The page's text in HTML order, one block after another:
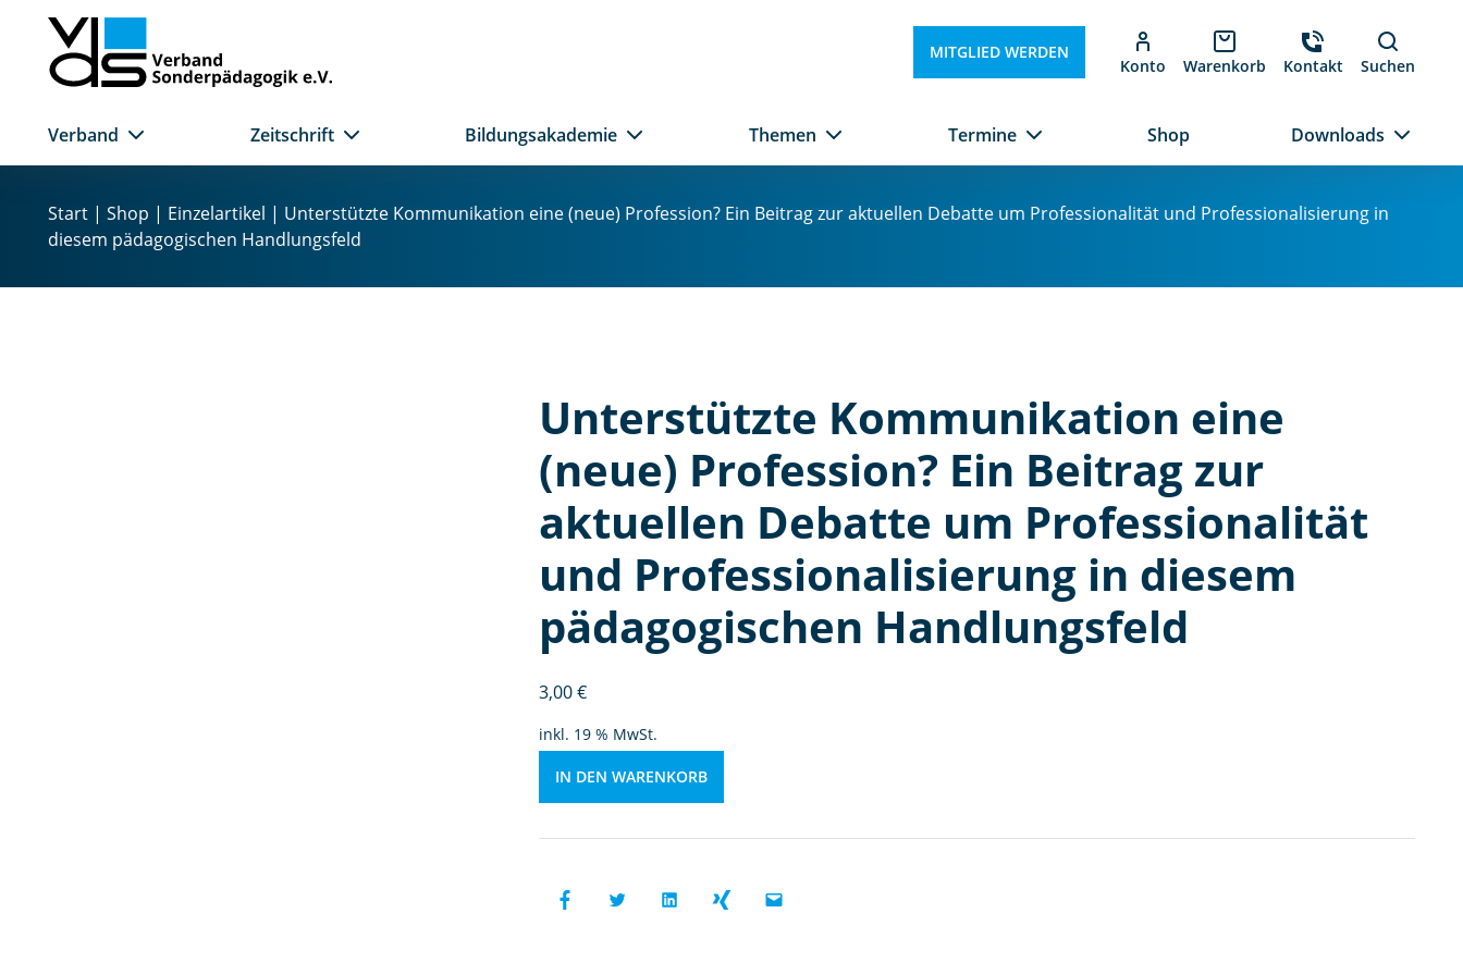
n
MITGLIED WERDEN
Konto Warenkorb Kontakt Suchen
Verband Zeitschrift Bildungsakademie Themen Termine Shop Downloads
Start | Shop | Einzelartikel | Unterstützte Kommunikation eine (neue) Profession? Ein Beitrag zur aktuellen Debatte um Professionalität und Professionalisierung in
diesem pädagogischen Handlungsfeld
Unterstützte Kommunikation eine
(neue) Profession? Ein Beitrag zur
aktuellen Debatte um Professionalität
und Professionalisierung in diesem
pädagogischen Handlungsfeld
3,00€
inkl. 19 % MwSt.
n
B
tr
a
u
el
le
n
D
e
b
at
te
u
P
r
of
s
IN DEN WARENKORB